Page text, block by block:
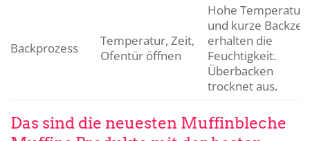
Backprozess
Temperatur, Zeit,
Ofentür öffnen
Hohe Temperatur
und kurze Backzeit
erhalten die
Feuchtigkeit.
Überbacken
trocknet aus.
Das sind die neuesten Muffinbleche